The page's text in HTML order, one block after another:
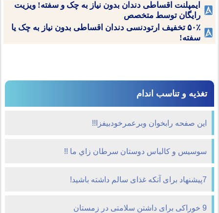
ایمپلنت اقساطی دندان بدون نیاز به چک و سفته! ویزیت
رایگان توسط متخصص
۵۰٪ تخفیف ارتودنسی دندان اقساطی بدون نیاز به چک یا
سفته!
تغذیه و تناسب اندام
اين صفحه رابخوان وبرعمرخودبيفزا!!
سوسيس و کالباس دوستان سرطان زاي ما !!
7پیشنهاد برای آ‌نکه غذای سالم داشته باشید!
9 خوراکی برای داشتن سلامتی در زمستان